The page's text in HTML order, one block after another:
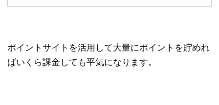
ポイントサイトを活用して大量にポイントを貯めれ
ばいくら課金しても平気になります。